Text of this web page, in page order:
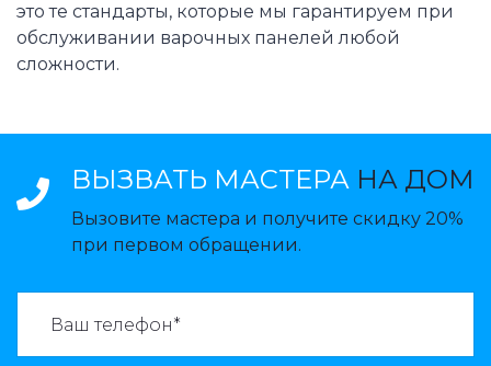
это те стандарты, которые мы гарантируем при
обслуживании варочных панелей любой
сложности.
ВЫЗВАТЬ МАСТЕРА НА ДОМ
Вызовите мастера и получите скидку 20%
при первом обращении.